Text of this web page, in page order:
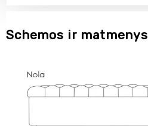
Schemos ir matmenys